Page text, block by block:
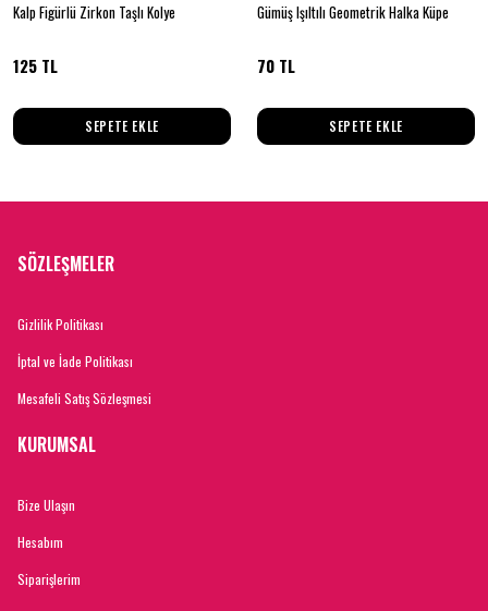
Kalp Figürlü Zirkon Taşlı Kolye
125 TL
SEPETE EKLE
Gümüş Işıltılı Geometrik Halka Küpe
70 TL
SEPETE EKLE
SÖZLEŞMELER
Gizlilik Politikası
İptal ve İade Politikası
Mesafeli Satış Sözleşmesi
KURUMSAL
Bize Ulaşın
Hesabım
Siparişlerim